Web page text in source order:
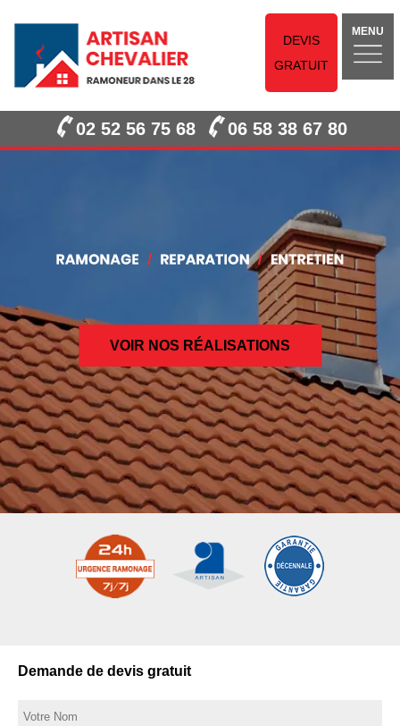
DEVIS
GRATUIT
MENU
02 52 56 75 68 06 58 38 67 80
VOIR NOS RÉALISATIONS
Demande de devis gratuit